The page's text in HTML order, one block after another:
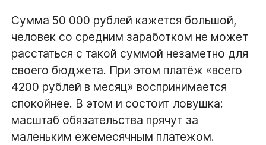
Сумма 50 000 рублей кажется большой,
человек со средним заработком не может
расстаться с такой суммой незаметно для
своего бюджета. При этом платёж «всего
4200 рублей в месяц» воспринимается
спокойнее. В этом и состоит ловушка:
масштаб обязательства прячут за
маленьким ежемесячным платежом.